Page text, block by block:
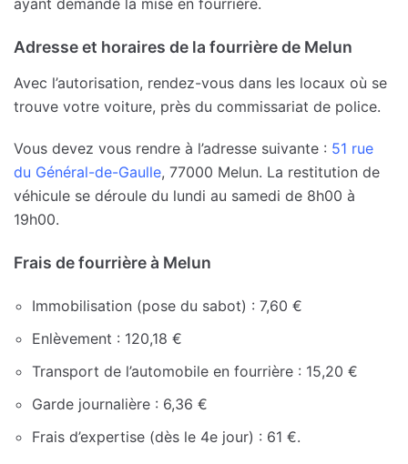
Adresse et horaires de la fourrière de Melun
Avec l’autorisation, rendez-vous dans les locaux où se
trouve votre voiture, près du commissariat de police.
Vous devez vous rendre à l’adresse suivante : 51 rue
du Général-de-Gaulle, 77000 Melun. La restitution de
véhicule se déroule du lundi au samedi de 8h00 à
19h00.
Frais de fourrière à Melun
Immobilisation (pose du sabot) : 7,60 €
Enlèvement : 120,18 €
Transport de l’automobile en fourrière : 15,20 €
Garde journalière : 6,36 €
Frais d’expertise (dès le 4e jour) : 61 €.